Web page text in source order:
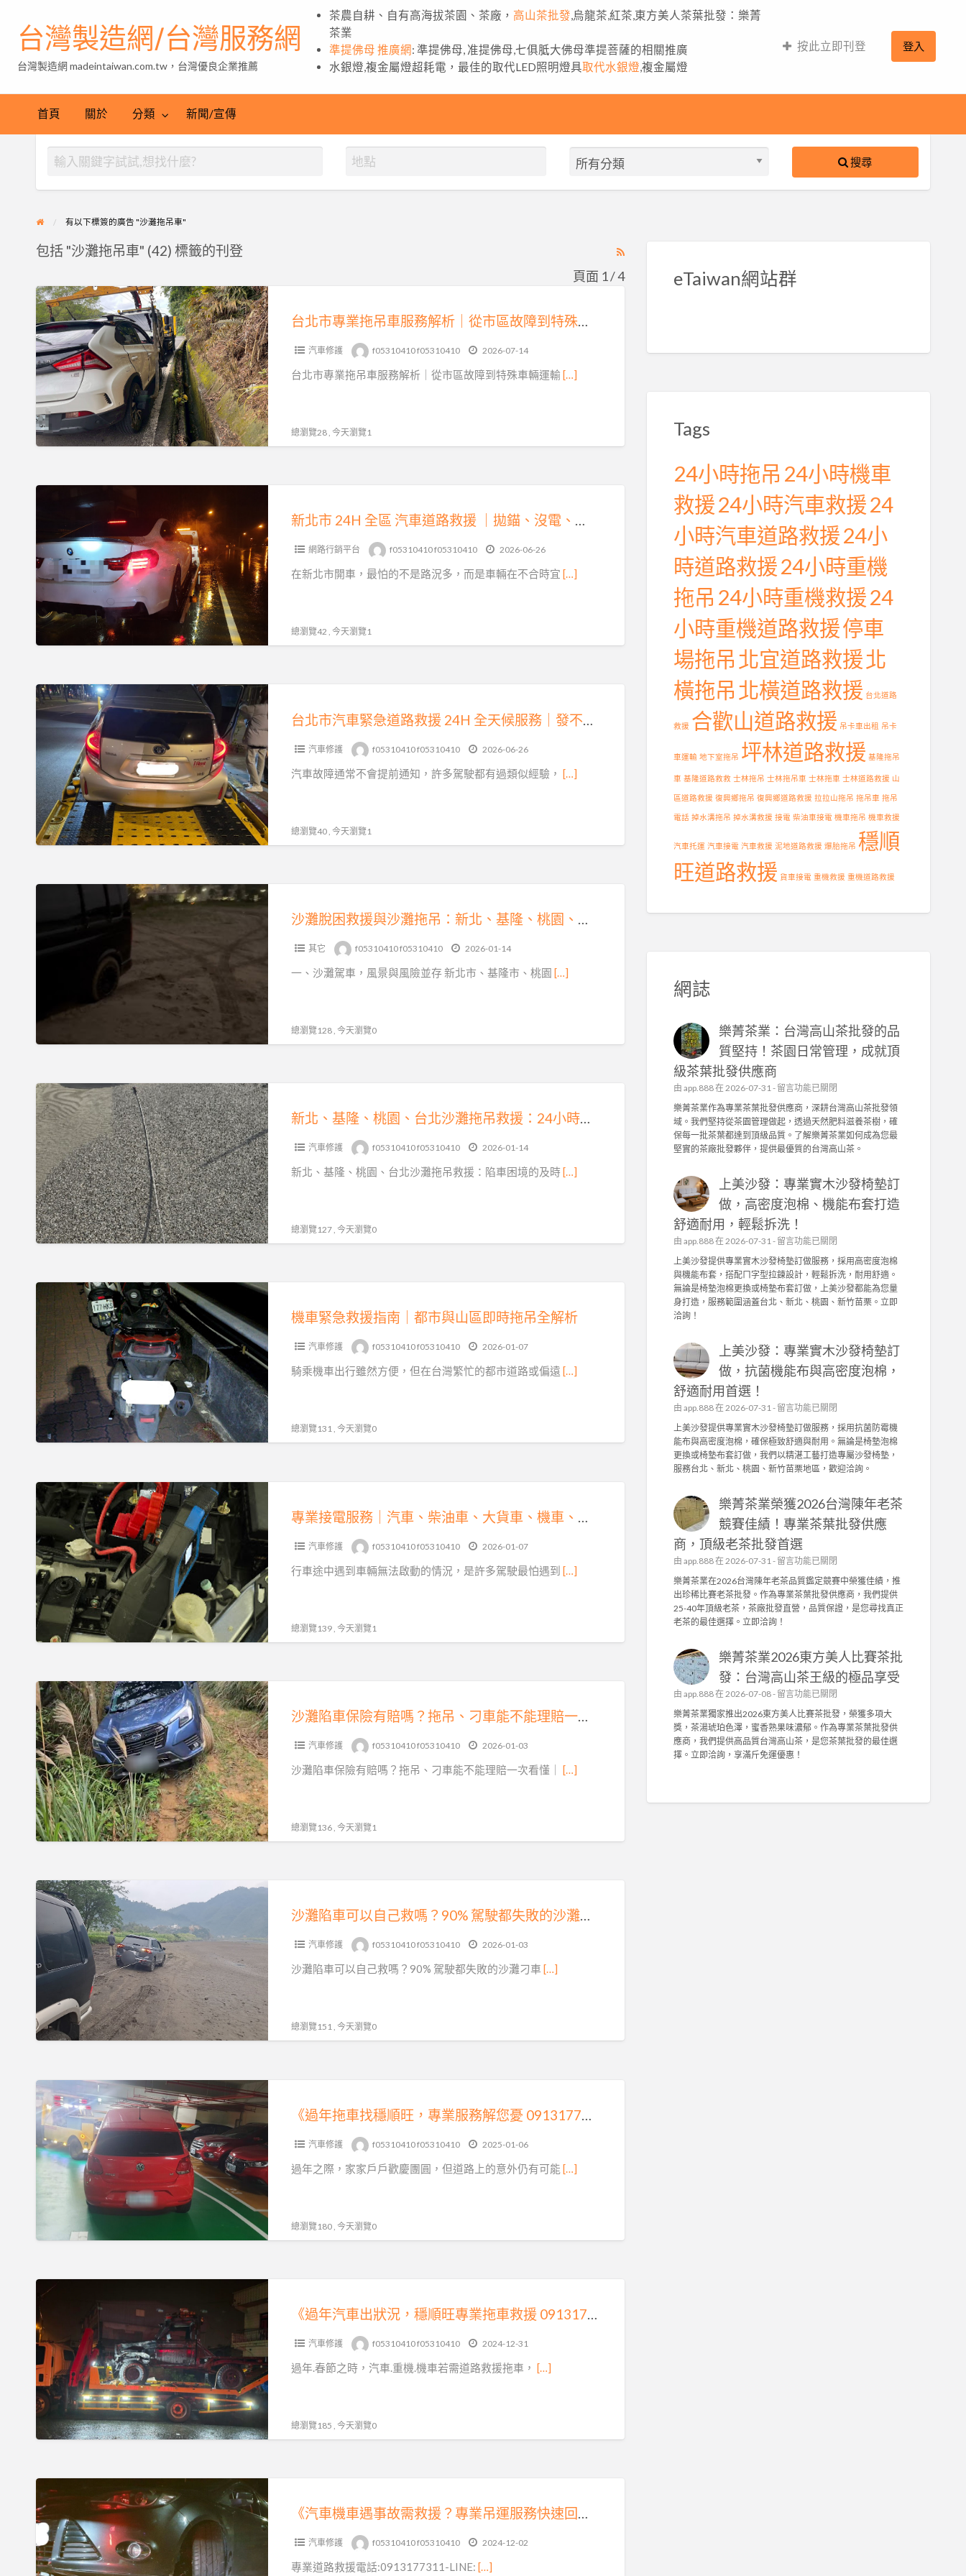
台灣製造網/台灣服務網
台灣製造網 madeintaiwan.com.tw，台灣優良企業推薦
茶農自耕、自有高海拔茶園、茶廠， 高山茶批發 ,烏龍茶,紅茶,東方美人茶葉批發：樂菁
茶業
準提佛母 推廣網: 準提佛母, 准提佛母,七俱胝大佛母準提菩薩的相關推廣
水銀燈,複金屬燈超耗電，最佳的取代LED照明燈具取代水銀燈 ,複金屬燈
按此立即刊登 登入
首頁 關於 分類 新聞/宣傳
搜尋
有以下標簽的廣告 "沙灘拖吊車"
RSS
Feed
包括 "沙灘拖吊車" (42) 標籤的刊登
頁面 1 / 4
台
北
市
專
業
拖
吊
車
服
解
從
市
區
故
障
到
殊
車
輛
輸
的
完
整
指
台北市專業拖吊車服務解析｜從市區故障到特殊車輛運輸的完整指南
汽車修護 f05310410 f05310410 2026-07-14
台北市專業拖吊車服務解析｜從市區故障到特殊車輛運輸 […]
總瀏覽28 , 今天瀏覽1
24H
全
汽
車
道
救
援
拋
錨、
沒
電、
爆
胎、
故
新北市 24H 全區 汽車道路救援 ｜拋錨、沒電、爆胎、事故拖吊即時到場
網路行銷平台 f05310410 f05310410 2026-06-26
在新北市開車，最怕的不是路況多，而是車輛在不合時宜 […]
總瀏覽42 , 今天瀏覽1
台
北
汽
車
緊
急
道
路
援
｜
發
動、
故
障、
爆
胎、
事
故
拖
運
支
汽車修護 f05310410 f05310410 2026-06-26
汽車故障通常不會提前通知，許多駕駛都有過類似經驗， […]
總瀏覽40 , 今天瀏覽1
沙
沙
灘
吊：
新
北、
基
隆、
桃
園、
台
北
專
業
道
沙灘脫困救援與沙灘拖吊：新北、基隆、桃園、台北的專業解困之道
其它 f05310410 f05310410 2026-01-14
一、沙灘駕車，風景與風險並存 新北市、基隆市、桃園 […]
總瀏覽128 , 今天瀏覽0
新
北、
基
隆、
桃
園、
台
北
沙
拖
救
援：
小
時
陷
車
境
的
及
時
救
星
新北、基隆、桃園、台北沙灘拖吊救援：24小時陷車困境的及時救星
汽車修護 f05310410 f05310410 2026-01-14
新北、基隆、桃園、台北沙灘拖吊救援：陷車困境的及時[…]
總瀏覽127 , 今天瀏覽0
緊
急
救
援
指
南
｜
市
與
區
即
時
拖
吊
全
析
機車緊急救援指南｜都市與山區即時拖吊全解析
汽車修護 f05310410 f05310410 2026-01-07
騎乘機車出行雖然方便，但在台灣繁忙的都市道路或偏遠 […]
總瀏覽131 , 今天瀏覽0
專
業
接
電
服
務
｜
汽
車、
油
車、
大
貨
車、
機
車、
重
機
方
位
援
專業接電服務｜汽車、柴油車、大貨車、機車、重機全方位救援
汽車修護 f05310410 f05310410 2026-01-07
行車途中遇到車輛無法啟動的情況，是許多駕駛最怕遇到 […]
總瀏覽139 , 今天瀏覽1
沙
灘
陷
車
保
險
有
賠
嗎？
吊、
刁
能
不
能
賠
一
看
懂
｜
避
免
忙
沙灘陷車保險有賠嗎？拖吊、刁車能不能理賠一次看懂｜避免白忙一場
汽車修護 f05310410 f05310410 2026-01-03
沙灘陷車保險有賠嗎？拖吊、刁車能不能理賠一次看懂｜ […]
總瀏覽136 , 今天瀏覽1
沙
陷
車
可
自
己
救
90%
駕
駛
都
失
的
灘
車
真
相
｜
專
業
沙
灘
拖
援
解
析
沙灘陷車可以自己救嗎？90% 駕駛都失敗的沙灘刁車真相｜專業沙灘拖吊救援解析
汽車修護 f05310410 f05310410 2026-01-03
沙灘陷車可以自己救嗎？90% 駕駛都失敗的沙灘刁車 […]
總瀏覽151 , 今天瀏覽0
《過
年
拖
車
找
專
服
解
您
憂
0913177311，
LINE
同
號》
《過年拖車找穩順旺，專業服務解您憂 0913177311，LINE 同號》
汽車修護 f05310410 f05310410 2025-01-06
過年之際，家家戶戶歡慶團圓，但道路上的意外仍有可能 […]
總瀏覽180 , 今天瀏覽0
《過
年
汽
車
出
狀
況，
穩
順
專
業
拖
車
救
《過年汽車出狀況，穩順旺專業拖車救援 0913177311，LINE 同號》
汽車修護 f05310410 f05310410 2024-12-31
過年.春節之時，汽車.重機.機車若需道路救援拖車， […]
總瀏覽185 , 今天瀏覽0
《汽
車
機
車
遇
《汽車機車遇事故需救援？專業吊運服務快速回應解您憂》
汽車修護 f05310410 f05310410 2024-12-02
專業道路救援電話:0913177311-LINE: […]
eTaiwan網站群
Tags
24小時拖吊 24小時機車
救援24小時汽車救援24
小時汽車道路救援24小
時道路救援24小時重機
拖吊 24小時重機救援24
小時重機道路救援停車
場拖吊 北宜道路救援北
橫拖吊 北橫道路救援 台北道路
救援 合歡山道路救援 吊卡車出租 吊卡
車運輸 地下室拖吊 坪林道路救援 基隆拖吊
車 基隆道路救救 士林拖吊 士林拖吊車 士林拖車 士林道路救援 山
區道路救援 復興鄉拖吊 復興鄉道路救援 拉拉山拖吊 拖吊車 拖吊
電話 掉水溝拖吊 掉水溝救援 接電 柴油車接電 機車拖吊 機車救援
汽車托運 汽車接電 汽車救援 泥地道路救援 爆胎拖吊 穩順
旺道路救援 貨車接電 重機救援 重機道路救援
網誌
樂菁茶業：台灣高山茶批發的品
質堅持！茶園日常管理，成就頂
級茶葉批發供應商
由 app.888在 2026-07-31 - 在
〈
樂
菁
茶
業
台
灣
高
山
茶
發
的
品
質
！
園
常
管
理
，
成
就
級
茶
葉
批
發
供
應
商
〉
中
留言功能已關閉
樂菁茶業作為專業茶葉批發供應商，深耕台灣高山茶批發領
域。我們堅持從茶園管理做起，透過天然肥料滋養茶樹，確
保每一批茶葉都達到頂級品質。了解樂菁茶業如何成為您最
堅實的茶廠批發夥伴，提供最優質的台灣高山茶。
上美沙發：專業實木沙發椅墊訂
做，高密度泡棉、機能布套打造
舒適耐用，輕鬆拆洗！
由 app.888在 2026-07-31 - 在
〈
上
美
沙
發
業
實
木
發
墊
訂
做
，
密
度
泡
棉
、
機
能
布
套
打
舒
適
耐
用
輕
鬆
拆
洗
中
留言功能已關閉
上美沙發提供專業實木沙發椅墊訂做服務，採用高密度泡棉
與機能布套，搭配ㄇ字型拉鍊設計，輕鬆拆洗，耐用舒適。
無論是椅墊泡棉更換或椅墊布套訂做，上美沙發都能為您量
身打造，服務範圍涵蓋台北、新北、桃園、新竹苗栗。立即
洽詢！
上美沙發：專業實木沙發椅墊訂
做，抗菌機能布與高密度泡棉，
舒適耐用首選！
由 app.888在 2026-07-31 - 在
〈
上
美
沙
發
專
業
實
木
沙
椅
墊
訂
做
抗
機
能
布
與
高
密
度
，
留言功能已關閉
上美沙發提供專業實木沙發椅墊訂做服務，採用抗菌防霉機
能布與高密度泡棉，確保極致舒適與耐用。無論是椅墊泡棉
更換或椅墊布套訂做，我們以精湛工藝打造專屬沙發椅墊，
服務台北、新北、桃園、新竹苗栗地區，歡迎洽詢。
樂菁茶業榮獲2026台灣陳年老茶
競賽佳績！專業茶葉批發供應
商，頂級老茶批發首選
由 app.888在 2026-07-31 - 在
〈
樂
菁
茶
業
獲
2
0
2
6
台
灣
陳
競
留言功能已關閉
樂菁茶業在2026台灣陳年老茶品質鑑定競賽中榮獲佳績，推
出珍稀比賽老茶批發。作為專業茶葉批發供應商，我們提供
25-40年頂級老茶，茶廠批發直營，品質保證，是您尋找真正
老茶的最佳選擇。立即洽詢！
樂菁茶業2026東方美人比賽茶批
發：台灣高山茶王級的極品享受
由 app.888在 2026-07-08 - 在
〈
樂
菁
茶
業
2
留言功能已關閉
樂菁茶業獨家推出2026東方美人比賽茶批發，榮獲多項大
獎，茶湯琥珀色澤，蜜香熟果味濃郁。作為專業茶葉批發供
應商，我們提供高品質台灣高山茶，是您茶葉批發的最佳選
擇。立即洽詢，享滿斤免運優惠！